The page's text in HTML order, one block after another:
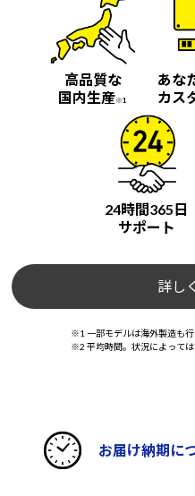
高品質な
国内生産※1
あな
カス
24時間365日
サポート
詳し
※1 一部モデルは海外製造も行
※2 平均時間。状況によっては
お届け納期に